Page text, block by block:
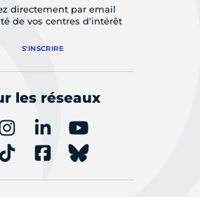
directement par email
de vos centres d'intérêt
S'INSCRIRE
les réseaux